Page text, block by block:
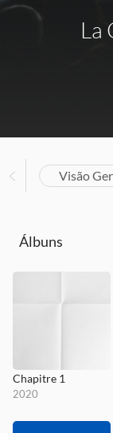
La
Visão
Álbuns
Chapitre 1
2020